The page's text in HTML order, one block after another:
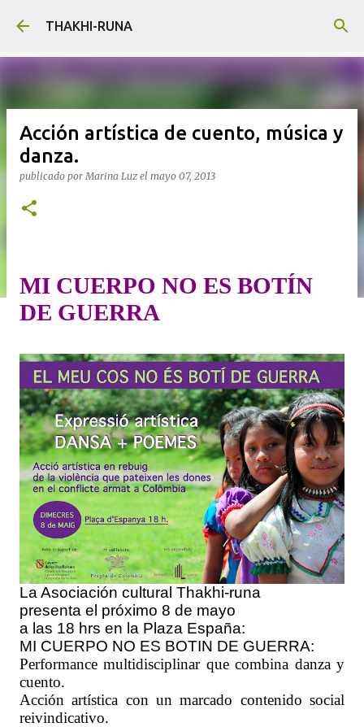
Ir al contenido principal
THAKHI-RUNA
Acción artística de cuento, música y
danza.
publicado porMarina Luz el mayo 07, 2013
MI CUERPO NO ES BOTÍN
DE GUERRA
La Asociación cultural Thakhi-runa
presenta el próximo 8 de mayo
a las 18 hrs en la Plaza España:
MI CUERPO NO ES BOTIN DE GUERRA:
Performance multidisciplinar que combina danza y
cuento.
Acción artística con un marcado contenido social
reivindicativo.